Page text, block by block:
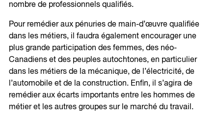
nombre de professionnels qualifiés.
Pour remédier aux pénuries de main-d’œuvre qualifiée
dans les métiers, il faudra également encourager une
plus grande participation des femmes, des néo-
Canadiens et des peuples autochtones, en particulier
dans les métiers de la mécanique, de l’électricité, de
l’automobile et de la construction. Enfin, il s’agira de
remédier aux écarts importants entre les hommes de
métier et les autres groupes sur le marché du travail.